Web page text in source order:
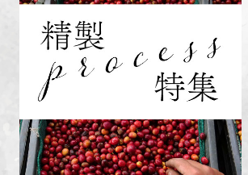
業務用 定期便
インドネシ
ア
ミャンマー ルワンダ